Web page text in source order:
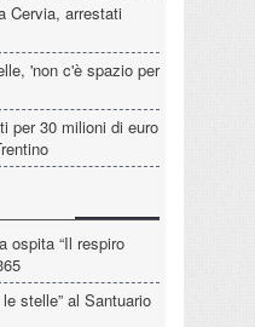
Cervia, arrestati
'non c'è spazio per
per 30 milioni di euro
ospita “Il respiro
stelle” al Santuario